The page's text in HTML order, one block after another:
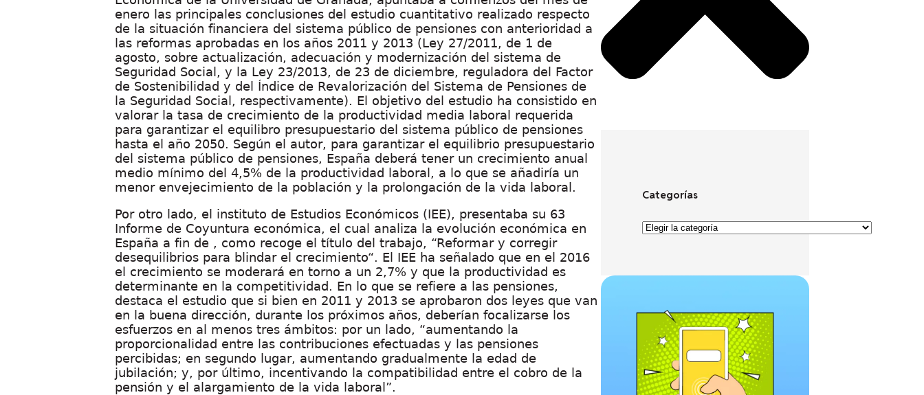
enero las principales conclusiones del estudio cuantitativo realizado respecto
de la situación financiera del sistema público de pensiones con anterioridad a
las reformas aprobadas en los años 2011 y 2013 (Ley 27/2011, de 1 de
agosto, sobre actualización, adecuación y modernización del sistema de
Seguridad Social, y la Ley 23/2013, de 23 de diciembre, reguladora del Factor
de Sostenibilidad y del Índice de Revalorización del Sistema de Pensiones de
la Seguridad Social, respectivamente). El objetivo del estudio ha consistido en
valorar la tasa de crecimiento de la productividad media laboral requerida
para garantizar el equilibro presupuestario del sistema público de pensiones
hasta el año 2050. Según el autor, para garantizar el equilibrio presupuestario
del sistema público de pensiones, España deberá tener un crecimiento anual
medio mínimo del 4,5% de la productividad laboral, a lo que se añadiría un
menor envejecimiento de la población y la prolongación de la vida laboral.
Por otro lado, el instituto de Estudios Económicos (IEE), presentaba su 63
Informe de Coyuntura económica, el cual analiza la evolución económica en
España a fin de , como recoge el título del trabajo, “Reformar y corregir
desequilibrios para blindar el crecimiento“. El IEE ha señalado que en el 2016
el crecimiento se moderará en torno a un 2,7% y que la productividad es
determinante en la competitividad. En lo que se refiere a las pensiones,
destaca el estudio que si bien en 2011 y 2013 se aprobaron dos leyes que van
en la buena dirección, durante los próximos años, deberían focalizarse los
esfuerzos en al menos tres ámbitos: por un lado, “aumentando la
proporcionalidad entre las contribuciones efectuadas y las pensiones
percibidas; en segundo lugar, aumentando gradualmente la edad de
jubilación; y, por último, incentivando la compatibilidad entre el cobro de la
pensión y el alargamiento de la vida laboral”.
Categorías